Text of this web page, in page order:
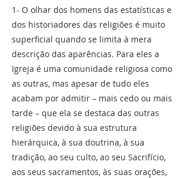
1- O olhar dos homens das estatísticas e
dos historiadores das religiões é muito
superficial quando se limita à mera
descrição das aparências. Para eles a
Igreja é uma comunidade religiosa como
as outras, mas apesar de tudo eles
acabam por admitir – mais cedo ou mais
tarde – que ela se destaca das outras
religiões devido à sua estrutura
hierárquica, à sua doutrina, à sua
tradição, ao seu culto, ao seu Sacrifício,
aos seus sacramentos, às suas orações,